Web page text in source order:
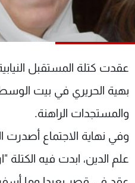
عقدت كتلة المستقبل
بهية الحريري في بيت
والمستجدات الراهنة.
وفي نهاية الاجتماع أصدرت
علم الدين، ابدت فيه الكتلة
البرامج
جدول البرامج
شاهد البرامج
عن MTV
الإنـتـاج
لاعلاناتكم